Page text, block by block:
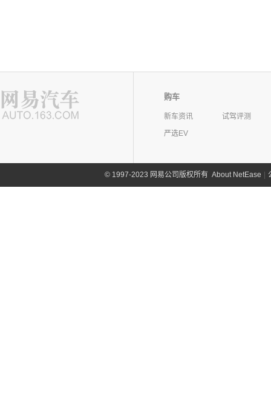
购车
新车资讯
试驾评测
严选EV
©1997-2023 网易公司版权所有 About NetEase